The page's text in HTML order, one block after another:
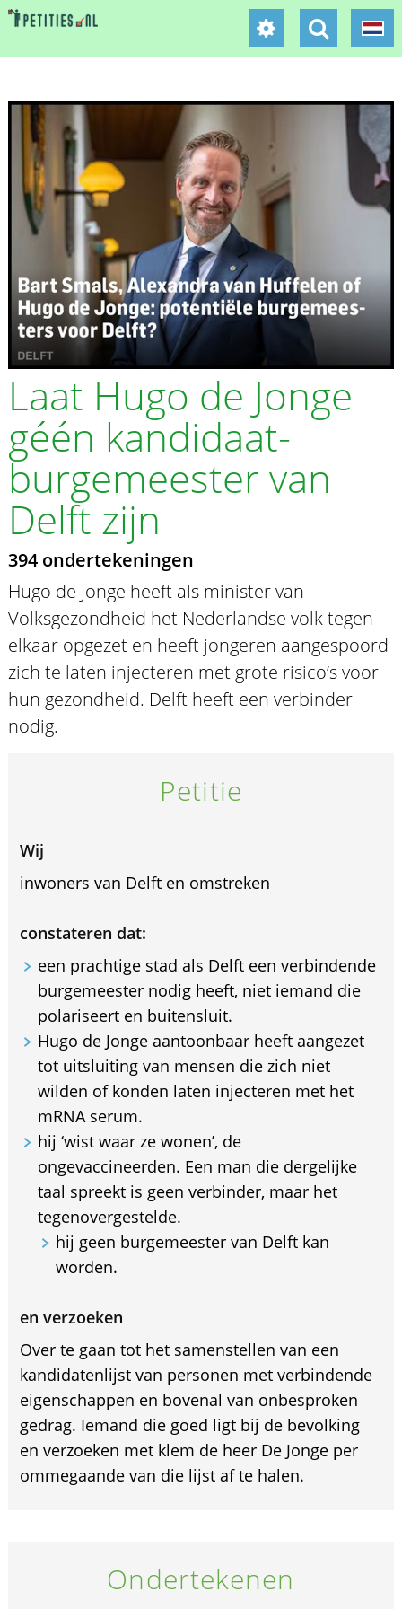
Laat Hugo de Jonge
géén kandidaat-
burgemeester van
Delft zijn
394 ondertekeningen
Hugo de Jonge heeft als minister van
Volksgezondheid het Nederlandse volk tegen
elkaar opgezet en heeft jongeren aangespoord
zich te laten injecteren met grote risico’s voor
hun gezondheid. Delft heeft een verbinder
nodig.
Petitie
Wij
inwoners van Delft en omstreken
constateren dat:
een prachtige stad als Delft een verbindende
burgemeester nodig heeft, niet iemand die
polariseert en buitensluit.
Hugo de Jonge aantoonbaar heeft aangezet
tot uitsluiting van mensen die zich niet
wilden of konden laten injecteren met het
mRNA serum.
hij ‘wist waar ze wonen’, de
ongevaccineerden. Een man die dergelijke
taal spreekt is geen verbinder, maar het
tegenovergestelde.
hij geen burgemeester van Delft kan
worden.
en verzoeken
Over te gaan tot het samenstellen van een
kandidatenlijst van personen met verbindende
eigenschappen en bovenal van onbesproken
gedrag. Iemand die goed ligt bij de bevolking
en verzoeken met klem de heer De Jonge per
ommegaande van die lijst af te halen.
Ondertekenen